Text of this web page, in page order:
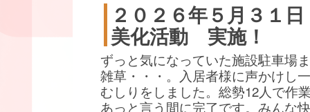
２０２６年５月３１日
美化活動 実施！
ずっと気になっていた施設駐車場
雑草・・・。入居者様に声かけし
むしりをしました。総勢12人で作
あっと言う間に完了です。みんな